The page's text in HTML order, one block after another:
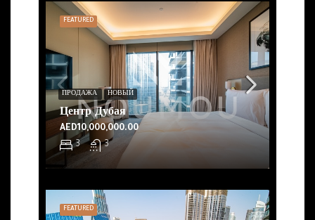
Центр Дубая
3 3
AED10,000,000.00
ПРОДАЖА НОВЫЙ
FEATURED
FEATURED